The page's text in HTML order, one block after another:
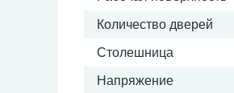
Количество дверей
Столешница
Напряжение